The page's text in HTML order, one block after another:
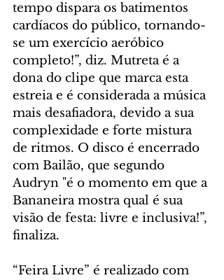
tempo dispara os batimentos
cardíacos do público, tornando-
se um exercício aeróbico
completo!”, diz. Mutreta é a
dona do clipe que marca esta
estreia e é considerada a música
mais desafiadora, devido a sua
complexidade e forte mistura
de ritmos. O disco é encerrado
com Bailão, que segundo
Audryn "é o momento em que a
Bananeira mostra qual é sua
visão de festa: livre e inclusiva!”,
finaliza.
“Feira Livre” é realizado com